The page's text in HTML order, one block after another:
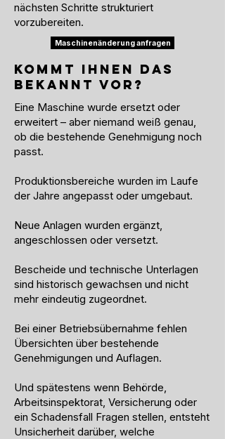
nächsten Schritte strukturiert
vorzubereiten.
Maschinenänderung anfragen
KOMMT IHNEN DAS
BEKANNT VOR?
Eine Maschine wurde ersetzt oder
erweitert – aber niemand weiß genau,
ob die bestehende Genehmigung noch
passt.
Produktionsbereiche wurden im Laufe
der Jahre angepasst oder umgebaut.
Neue Anlagen wurden ergänzt,
angeschlossen oder versetzt.
Bescheide und technische Unterlagen
sind historisch gewachsen und nicht
mehr eindeutig zugeordnet.
Bei einer Betriebsübernahme fehlen
Übersichten über bestehende
Genehmigungen und Auflagen.
Und spätestens wenn Behörde,
Arbeitsinspektorat, Versicherung oder
ein Schadensfall Fragen stellen, entsteht
Unsicherheit darüber, welche